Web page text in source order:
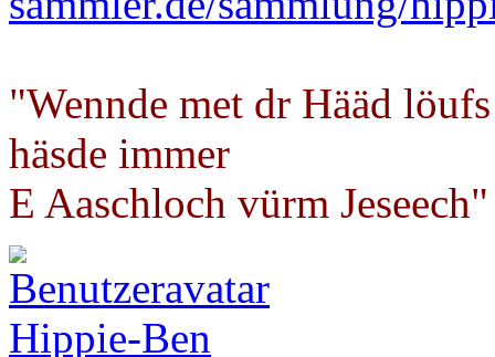
"Wennde met dr Hääd löufs
häsde immer
E Aaschloch vürm Jeseech"
Hippie-Ben